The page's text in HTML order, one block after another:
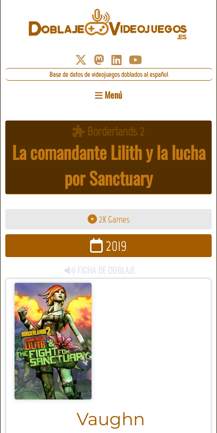
Base de datos de videojuegos doblados al español
Menú
Borderlands 2
La comandante Lilith y la lucha
por Sanctuary
2K Games
2019
FICHA DE DOBLAJE
Vaughn